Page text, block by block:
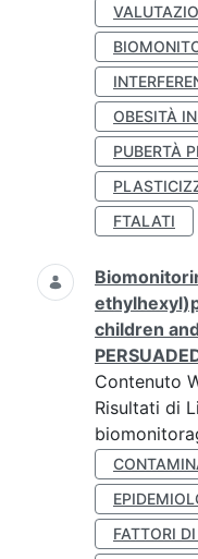
OBESITÀ
PUBERTÀ
FTALATI
children
Contenuto
Risultati di
FATTORI